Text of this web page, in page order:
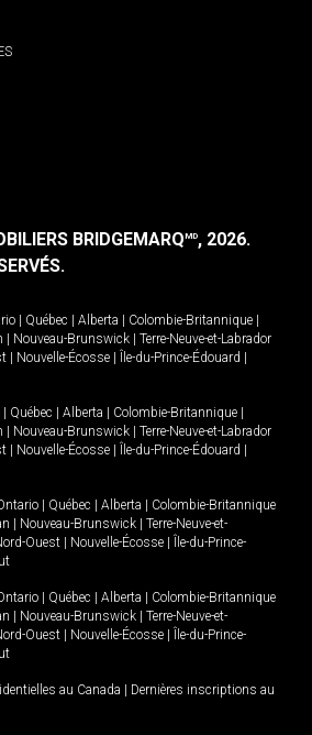
BRIDGEMARQMD, 2026.
| Québec | Alberta | Colombie-Britannique |
| Nouveau-Brunswick | Terre-Neuve-et-Labrador
| Nouvelle-Écosse | Île-du-Prince-Édouard |
| Québec | Alberta | Colombie-Britannique |
| Nouveau-Brunswick | Terre-Neuve-et-Labrador
| Nouvelle-Écosse | Île-du-Prince-Édouard |
| Québec | Alberta | Colombie-Britannique
| Nouveau-Brunswick | Terre-Neuve-et-
Ouest | Nouvelle-Écosse | Île-du-Prince-
| Québec | Alberta | Colombie-Britannique
| Nouveau-Brunswick | Terre-Neuve-et-
Ouest | Nouvelle-Écosse | Île-du-Prince-
au Canada | Dernières inscriptions au